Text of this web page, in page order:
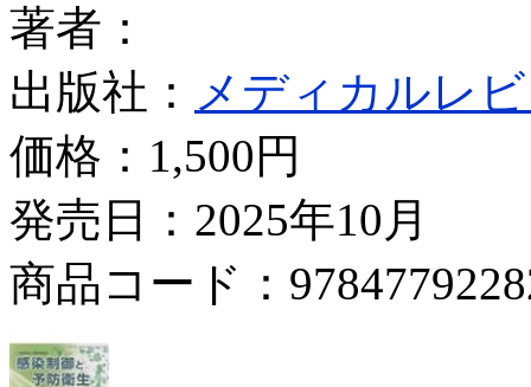
著者：
出版社： メディカルレ
価格： 1,500円
発売日：2025年10月
商品コード：